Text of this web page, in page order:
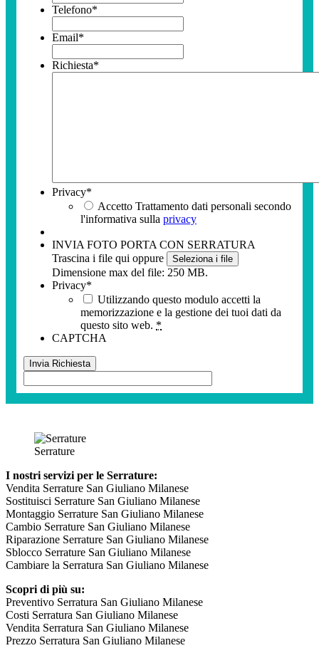
Telefono*
Email*
Richiesta*
Privacy*
Accetto Trattamento dati personali secondo
l'informativa sulla privacy
INVIA FOTO PORTA CON SERRATURA
Trascina i file qui oppure
Seleziona i file
Dimensione max del file: 250 MB.
Privacy*
Utilizzando questo modulo accetti la
memorizzazione e la gestione dei tuoi dati da
questo sito web. *
CAPTCHA
Serrature
I nostri servizi per le Serrature:
Vendita Serrature San Giuliano Milanese
Sostituisci Serrature San Giuliano Milanese
Montaggio Serrature San Giuliano Milanese
Cambio Serrature San Giuliano Milanese
Riparazione Serrature San Giuliano Milanese
Sblocco Serrature San Giuliano Milanese
Cambiare la Serratura San Giuliano Milanese
Scopri di più su:
Preventivo Serratura San Giuliano Milanese
Costi Serratura San Giuliano Milanese
Vendita Serratura San Giuliano Milanese
Prezzo Serratura San Giuliano Milanese